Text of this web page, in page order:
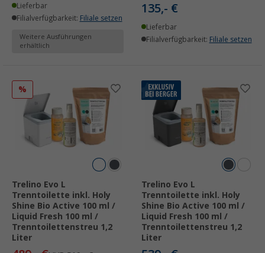
Lieferbar
Filialverfügbarkeit: Filiale setzen
Weitere Ausführungen
erhältlich
135,- €
Lieferbar
Filialverfügbarkeit: Filiale setzen
%
Trelino Evo L
Trenntoilette inkl. Holy
Shine Bio Active 100 ml /
Liquid Fresh 100 ml /
Trenntoilettenstreu 1,2
Liter
Trelino Evo L
Trenntoilette inkl. Holy
Shine Bio Active 100 ml /
Liquid Fresh 100 ml /
Trenntoilettenstreu 1,2
Liter